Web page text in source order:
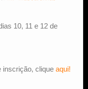
10, 11 e 12 de
inscrição, clique aqui!